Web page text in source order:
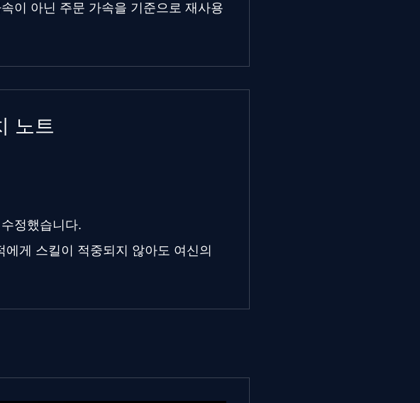
이 아닌 주문 가속을 기준으로 재사용
노트
정했습니다.
게 스킬이 적중되지 않아도 여신의